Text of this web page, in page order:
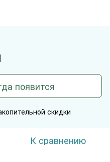
появится
скидки
К сравнению